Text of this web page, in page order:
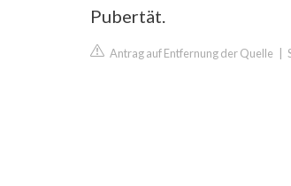
Pubertät.
Antrag auf Entfernung der Quelle